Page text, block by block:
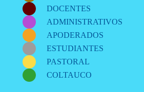
DOCENTES
ADMINISTRATIVOS
APODERADOS
ESTUDIANTES
PASTORAL
COLTAUCO